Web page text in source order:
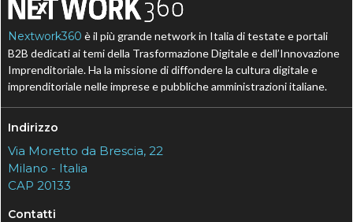
Nextwork360 è il più grande network in Italia di testate e portali
B2B dedicati ai temi della Trasformazione Digitale e dell’Innovazione
Imprenditoriale. Ha la missione di diffondere la cultura digitale e
imprenditoriale nelle imprese e pubbliche amministrazioni italiane.
Indirizzo
Via Moretto da Brescia, 22
Milano - Italia
CAP 20133
Contatti